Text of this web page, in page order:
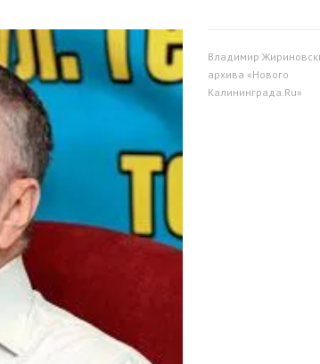
Владимир
архива «Нового
Калининграда.Ru»